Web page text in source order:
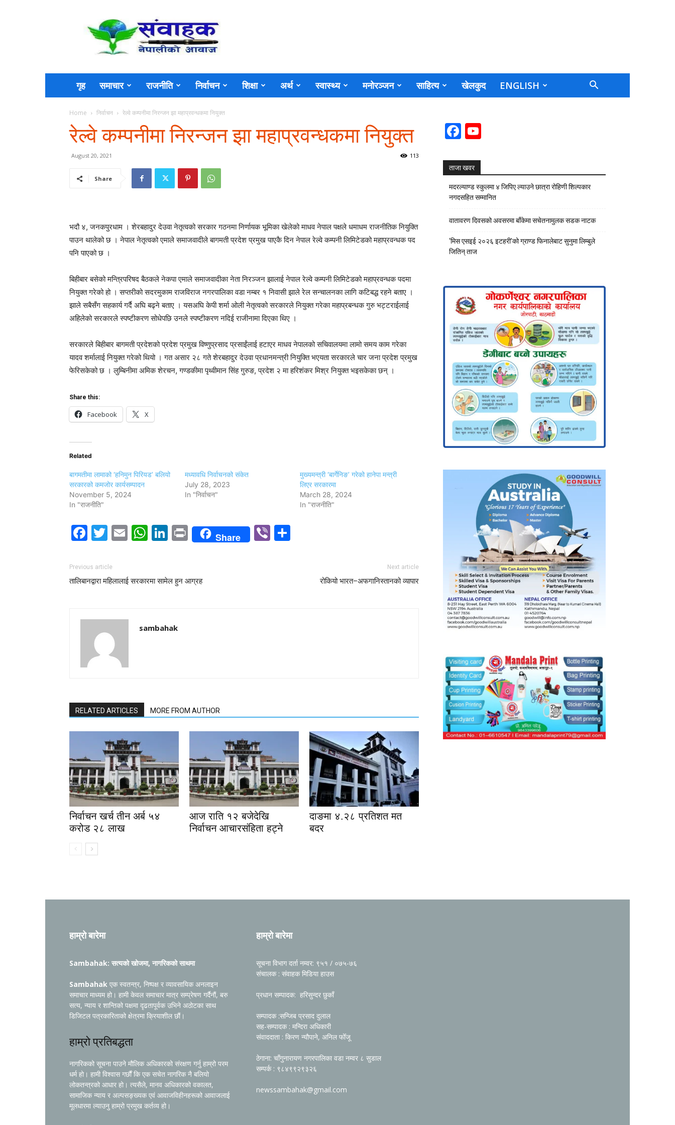
Sambahak
गृह समाचार राजनीति निर्वाचन शिक्षा अर्थ स्वास्थ्य मनोरञ्जन साहित्य खेलकुद ENGLISH
Home निर्वाचन रेल्वे कम्पनीमा निरन्जन झा महाप्रवन्धकमा नियुक्त
रेल्वे कम्पनीमा निरन्जन झा महाप्रवन्धकमा नियुक्त
August 20, 2021 113
Share
भदौ ४, जनकपुरधाम । शेरबहादुर देउवा नेतृत्वको सरकार गठनमा निर्णायक भूमिका खेलेको माधव नेपाल पक्षले धमाधम राजनीतिक नियुक्ति
पाउन थालेको छ । नेपाल नेतृत्वको एमाले समाजवादीले बागमती प्रदेश प्रमुख पाएकै दिन नेपाल रेल्वे कम्पनी लिमिटेडको महाप्रवन्धक पद
पनि पाएको छ ।
बिहीबार बसेको मन्त्रिपरिषद बैठकले नेकपा एमाले समाजवादीका नेता निरञ्जन झालाई नेपाल रेल्वे कम्पनी लिमिटेडको महाप्रवन्धक पदमा
नियुक्त गरेको हो । सप्तरीको सदरमुकाम राजविराज नगरपालिका वडा नम्बर १ निवासी झाले रेल सन्चालनका लागि कटिबद्ध रहने बताए ।
झाले सबैसँग सहकार्य गर्दै अघि बढ्ने बताए । यसअघि केपी शर्मा ओली नेतृत्वको सरकारले नियुक्त गरेका महाप्रबन्धक गुरु भट्टराईलाई
अहिलेको सरकारले स्पष्टीकरण सोधेपछि उनले स्पष्टीकरण नदिई राजीनामा दिएका थिए ।
सरकारले बिहीबार बागमती प्रदेशको प्रदेश प्रमुख विष्णुप्रसाद प्रसाईंलाई हटाएर माधव नेपालको सचिवालयमा लामो समय काम गरेका
यादव शर्मालाई नियुक्त गरेको थियो । गत असार २८ गते शेरबहादुर देउवा प्रधानमन्त्री नियुक्ति भएयता सरकारले चार जना प्रदेश प्रमुख
फेरिसकेको छ । लुम्बिनीमा अमिक शेरचन, गण्डकीमा पृथ्वीमान सिंह गुरुङ, प्रदेश २ मा हरिशंकर मिश्र नियुक्त भइसकेका छन् ।
Share this:
Facebook X
Related
बागमतीमा लामाको ‘हनिमुन पिरियड’ बलियो
सरकारको कमजोर कार्यसम्पादन
November 5, 2024
In "राजनीति"
मध्यावधि निर्वाचनको संकेत
July 28, 2023
In "निर्वाचन"
मुख्यमन्त्री ‘बार्गेनिङ’ गरेको हानेपा मन्त्री
लिएर सरकारमा
March 28, 2024
In "राजनीति"
Facebook
Twitter
EmailWhatsApp
LinkedIn
PrintShare Viber
Previous article
तालिबानद्वारा महिलालाई सरकारमा सामेल हुन आग्रह
Next article
रोकियो भारत–अफगानिस्तानको व्यापार
sambahak
RELATED ARTICLES MORE FROM AUTHOR
निर्वाचन खर्च तीन अर्ब ५४
करोड २८ लाख
आज राति १२ बजेदेखि
निर्वाचन आचारसंहिता हट्ने
दाङमा ४.२८ प्रतिशत मत
बदर
Facebook
ताजा खवर
मदरल्याण्ड स्कुलमा ४ जिपिए ल्याउने छात्रा रोहिणी शिल्पकार
नगदसहित सम्मानित
वातावरण दिवसको अवसरमा बाँकेमा सचेतनामुलक सडक नाटक
‘मिस एसइई २०२६ इटहरी’को ग्राण्ड फिनालेबाट सुनुमा लिम्बुले
जितिन् ताज
हाम्रो बारेमा
Sambahak: सत्यको खोजमा, नागरिकको साथमा
Sambahak एक स्वतन्त्र, निष्पक्ष र व्यावसायिक अनलाइन
समाचार माध्यम हो। हामी केवल समाचार मात्र सम्प्रेषण गर्दैनौं, बरु
सत्य, न्याय र शान्तिको पक्षमा दृढतापूर्वक उभिने अठोटका साथ
डिजिटल पत्रकारिताको क्षेत्रमा क्रियाशील छौं।
हाम्रो प्रतिबद्धता
नागरिकको सूचना पाउने मौलिक अधिकारको संरक्षण गर्नु हाम्रो परम
धर्म हो। हामी विश्वास गर्छौं कि एक सचेत नागरिक नै बलियो
लोकतन्त्रको आधार हो। त्यसैले, मानव अधिकारको वकालत,
सामाजिक न्याय र अल्पसङ्ख्यक एवं आवाजविहीनहरूको आवाजलाई
मूलधारमा ल्याउनु हाम्रो प्रमुख कर्तव्य हो।
हाम्रो बारेमा
सूचना विभाग दर्ता नम्वर: ९५१ / ०७५-७६
संचालक : संवाहक मिडिया हाउस
प्रधान सम्पादक: हरिसुन्दर छुकाँ
सम्पादक :सन्जिब प्रसाद दुलाल
सह-सम्पादक : मन्दिरा अधिकारी
संवाददाता : किरण न्यौपाने, अनिल फोँजू
ठेगाना: चाँगुनारायण नगरपालिका वडा नम्वर ८ सुडाल
सम्पर्क : ९८४९९२९३२६
newssambahak@gmail.com